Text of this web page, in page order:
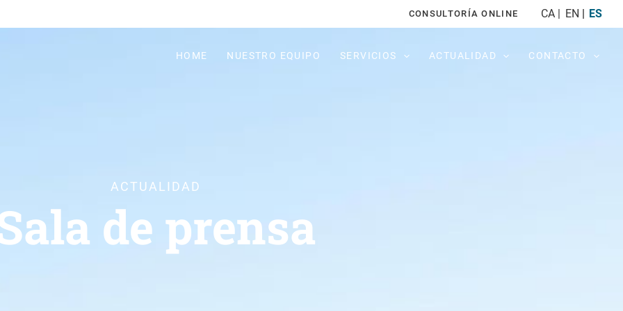
CONSULTORÍA ONLINE CA EN ES
HOME NUESTRO EQUIPO SERVICIOS ACTUALIDAD CONTACTO
ACTUALIDAD
de prensa